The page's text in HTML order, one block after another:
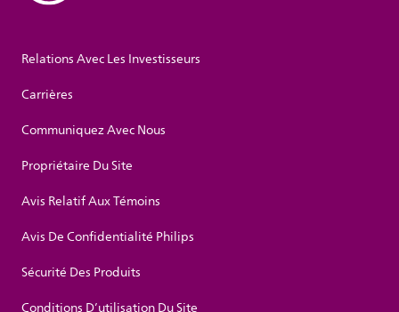
Relations Avec Les Investisseurs
Carrières
Communiquez Avec Nous
Propriétaire Du Site
Avis Relatif Aux Témoins
Avis De Confidentialité Philips
Sécurité Des Produits